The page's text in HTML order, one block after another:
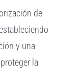
de
y una
la